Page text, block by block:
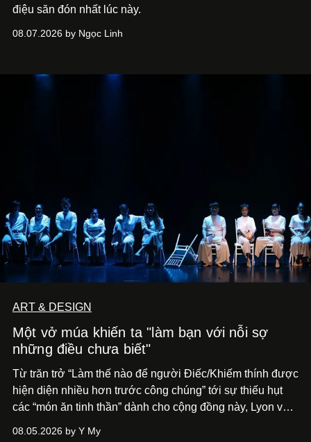
điệu săn đón nhất lúc này.
08.07.2026 by Ngọc Linh
ART & DESIGN
Một vở múa khiến ta "làm bạn với nỗi sợ
những điều chưa biết"
Từ trăn trở “Làm thế nào để người Điếc/Khiếm thính được
hiện diện nhiều hơn trước công chúng” tới sự thiếu hụt
các “món ăn tinh thần” dành cho cộng đồng này, Lyon và
08.05.2026 by Y My